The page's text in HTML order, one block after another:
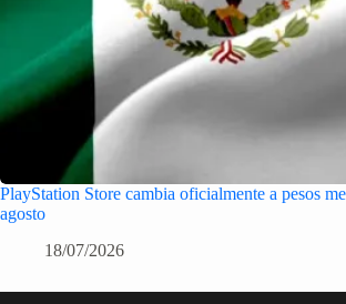
PlayStation Store cambia oficialmente a pesos
agosto
18/07/2026